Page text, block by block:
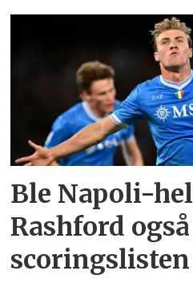
Ble Napoli-
Rashford